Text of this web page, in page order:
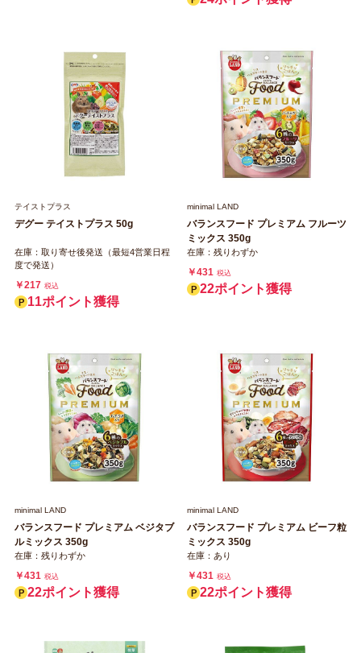
テイストプラス
デグー テイストプラス 50g
在庫：取り寄せ後発送（最短4営業日程
度で発送）
￥217 税込
11ポイント獲得
minimal LAND
バランスフード プレミアム フルーツ
ミックス 350g
在庫：残りわずか
￥431 税込
22ポイント獲得
minimal LAND
バランスフード プレミアム ベジタブ
ルミックス 350g
在庫：残りわずか
￥431 税込
22ポイント獲得
minimal LAND
バランスフード プレミアム ビーフ粒
ミックス 350g
在庫：あり
￥431 税込
22ポイント獲得